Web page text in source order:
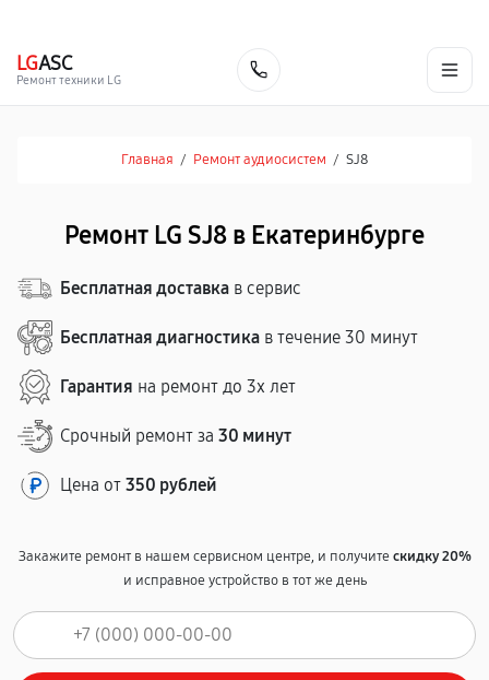
LGASC
Ремонт техники LG
Главная / Ремонт аудиосистем / SJ8
Ремонт LG SJ8 в Екатеринбурге
Бесплатная доставка в сервис
Бесплатная диагностика в течение 30 минут
Гарантия на ремонт до 3х лет
Срочный ремонт за 30 минут
Цена от 350 рублей
Закажите ремонт в нашем сервисном центре, и получитескидку 20%
и исправное устройство в тот же день